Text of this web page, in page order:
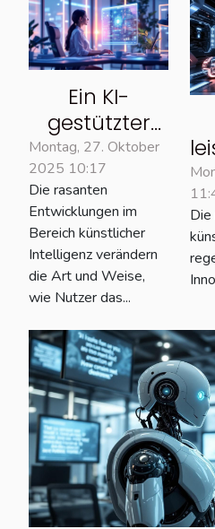
Ein KI-
gestützter
Browser wird
nützlicher
durch den
Copilot-
Modus?
Montag, 27. Oktober
2025 10:17
Die rasanten
Entwicklungen im
Bereich künstlicher
Intelligenz verändern
die Art und Weise,
wie Nutzer das...